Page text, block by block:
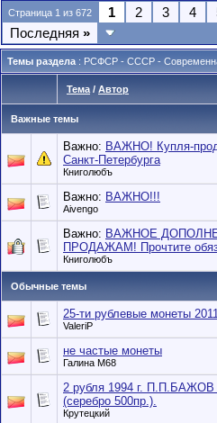
Страница 1 из 672 1 2 3 4
Последняя »
Темы раздела : РСФСР - СССР -
Тема / Автор
Важные темы
Важно: ВАЖНО! Купля-
Санкт-Петербурга
Книголюбъ
Важно: ВАЖНО!!!
Aivengo
Важно: ВАЖНОЕ
ПРОДАЖАМ! Прочтите
Книголюбъ
Обычные темы
25-ти рублевые монеты
ValeriP
не частые монеты
Галина М68
2 рубля 1994 г. П.П.БАЖОВ
(серебро 500пр.).
Крутецкий